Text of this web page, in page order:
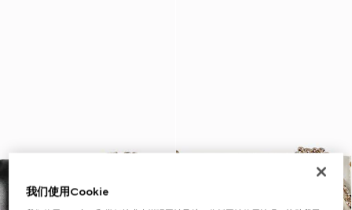
我们使用Cookie